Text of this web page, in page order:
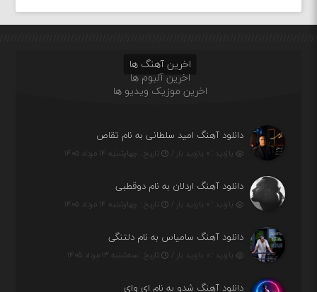
اخرین آهنگ ها
اخرین آلبوم ها
اخرین موزیک ویدیو ها
دانلود آهنگ امید سلطانی به نام تقاص
بازدید : ۰ بازدید بار / تاریخ : چهارشنبه ۱۴ مرداد ۱۴۰۵
دانلود آهنگ اردلان به نام دوقطبی
بازدید : ۰ بازدید بار / تاریخ : چهارشنبه ۱۴ مرداد ۱۴۰۵
دانلود آهنگ سامیاس به نام دلتنگی
بازدید : ۰ بازدید بار / تاریخ : سه‌شنبه ۱۳ مرداد ۱۴۰۵
دانلود آهنگ شدو به نام ای وای